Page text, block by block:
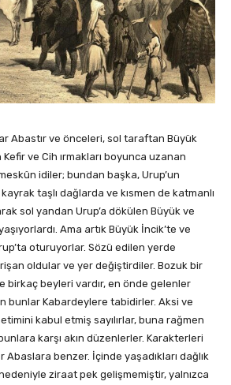
Abastır ve önceleri, sol taraftan Büyük
ve Cih ırmakları boyunca uzanan
idiler; bundan başka, Urup’un
taşlı dağlarda ve kısmen de katmanlı
sol yandan Urup’a dökülen Büyük ve
Ama artık Büyük İncik’te ve
oturuyorlar. Sözü edilen yerde
oldular ve yer değiştirdiler. Bozuk bir
birkaç beyleri vardır, en önde gelenler
bunlar Kabardeylere tabidirler. Aksi ve
kabul etmiş sayılırlar, buna rağmen
karşı akın düzenlerler. Karakterleri
Abaslara benzer. İçinde yaşadıkları dağlık
ziraat pek gelişmemiştir, yalnızca